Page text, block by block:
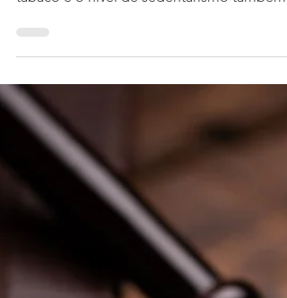
na fase adulta
que o consumo de álcool, cigarros de
tabaco e o nível de sedentarismo também
influenciam na...